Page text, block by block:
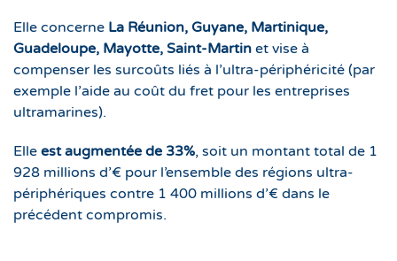
Elle concerne La Réunion, Guyane, Martinique,
Guadeloupe, Mayotte, Saint-Martin et vise à
compenser les surcoûts liés à l’ultra-périphéricité (par
exemple l’aide au coût du fret pour les entreprises
ultramarines).
Elle est augmentée de 33%, soit un montant total de 1
928 millions d’€ pour l’ensemble des régions ultra-
périphériques contre 1 400 millions d’€ dans le
précédent compromis.